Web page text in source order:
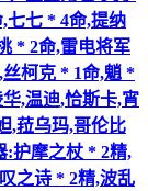
七七 * 4命,提纳
* 2命,雷电将军
柯克 * 1命,魈 *
,温迪,恰斯卡,宵
,菈乌玛,哥伦比
:护摩之杖 * 2精,
之诗 * 2精,波乱